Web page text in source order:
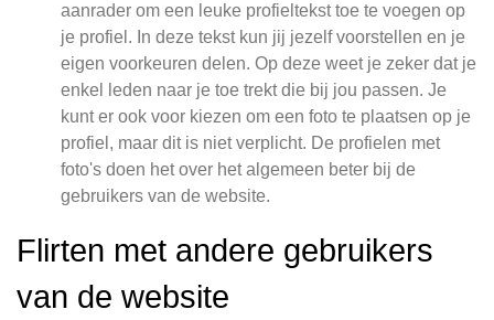
aanrader om een leuke profieltekst toe te voegen op
je profiel. In deze tekst kun jij jezelf voorstellen en je
eigen voorkeuren delen. Op deze weet je zeker dat je
enkel leden naar je toe trekt die bij jou passen. Je
kunt er ook voor kiezen om een foto te plaatsen op je
profiel, maar dit is niet verplicht. De profielen met
foto's doen het over het algemeen beter bij de
gebruikers van de website.
Flirten met andere gebruikers
van de website